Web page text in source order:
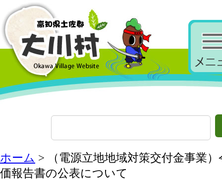
ホーム > （電源立地地域対策交付金事業
価報告書の公表について